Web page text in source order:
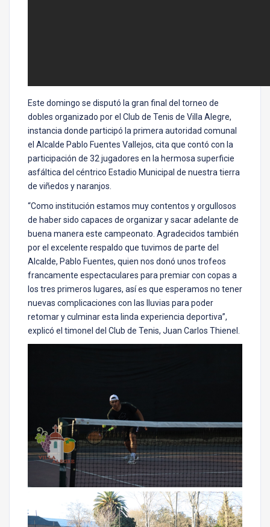
Este domingo se disputó la gran final del torneo de
dobles organizado por el Club de Tenis de Villa Alegre,
instancia donde participó la primera autoridad comunal
el Alcalde Pablo Fuentes Vallejos, cita que contó con la
participación de 32 jugadores en la hermosa superficie
asfáltica del céntrico Estadio Municipal de nuestra tierra
de viñedos y naranjos.
“Como institución estamos muy contentos y orgullosos
de haber sido capaces de organizar y sacar adelante de
buena manera este campeonato. Agradecidos también
por el excelente respaldo que tuvimos de parte del
Alcalde, Pablo Fuentes, quien nos donó unos trofeos
francamente espectaculares para premiar con copas a
los tres primeros lugares, así es que esperamos no tener
nuevas complicaciones con las lluvias para poder
retomar y culminar esta linda experiencia deportiva”,
explicó el timonel del Club de Tenis, Juan Carlos Thienel.